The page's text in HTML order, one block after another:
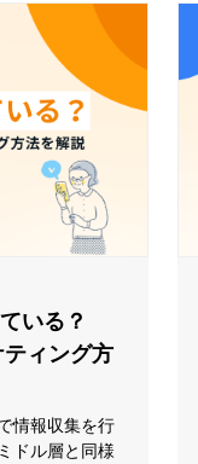
ーゲット理
点づくりまで
いる？
ィング方
情報収集を行
ドル層と同様